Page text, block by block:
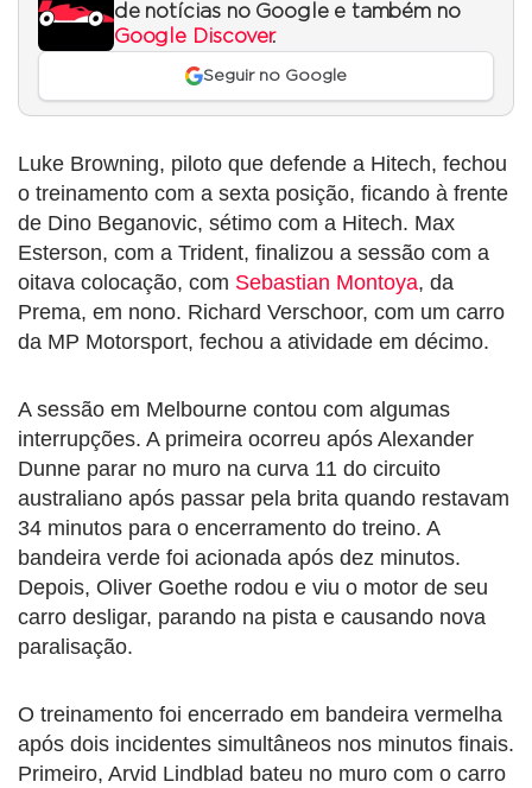
de notícias no Google e também no
Google Discover.
Seguir no Google
Luke Browning, piloto que defende a Hitech, fechou
o treinamento com a sexta posição, ficando à frente
de Dino Beganovic, sétimo com a Hitech. Max
Esterson, com a Trident, finalizou a sessão com a
oitava colocação, com Sebastian Montoya, da
Prema, em nono. Richard Verschoor, com um carro
da MP Motorsport, fechou a atividade em décimo.
A sessão em Melbourne contou com algumas
interrupções. A primeira ocorreu após Alexander
Dunne parar no muro na curva 11 do circuito
australiano após passar pela brita quando restavam
34 minutos para o encerramento do treino. A
bandeira verde foi acionada após dez minutos.
Depois, Oliver Goethe rodou e viu o motor de seu
carro desligar, parando na pista e causando nova
paralisação.
O treinamento foi encerrado em bandeira vermelha
após dois incidentes simultâneos nos minutos finais.
Primeiro, Arvid Lindblad bateu no muro com o carro